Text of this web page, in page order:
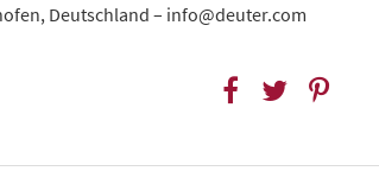
Deutschland – info@deuter.com